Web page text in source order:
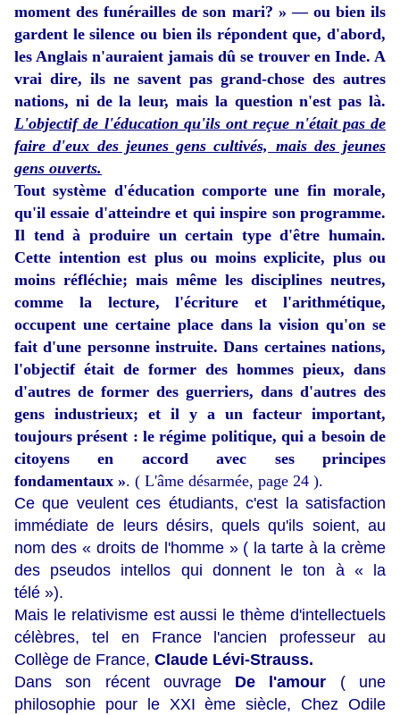
moment des funérailles de son mari? » — ou bien ils
gardent le silence ou bien ils répondent que, d'abord,
les Anglais n'auraient jamais dû se trouver en Inde. A
vrai dire, ils ne savent pas grand-chose des autres
nations, ni de la leur, mais la question n'est pas là.
L'objectif de l'éducation qu'ils ont reçue n'était pas de
faire d'eux des jeunes gens cultivés, mais des jeunes
gens ouverts.
Tout système d'éducation comporte une fin morale,
qu'il essaie d'atteindre et qui inspire son programme.
Il tend à produire un certain type d'être humain.
Cette intention est plus ou moins explicite, plus ou
moins réfléchie; mais même les disciplines neutres,
comme la lecture, l'écriture et l'arithmétique,
occupent une certaine place dans la vision qu'on se
fait d'une personne instruite. Dans certaines nations,
l'objectif était de former des hommes pieux, dans
d'autres de former des guerriers, dans d'autres des
gens industrieux; et il y a un facteur important,
toujours présent : le régime politique, qui a besoin de
citoyens en accord avec ses principes
fondamentaux ». ( L'âme désarmée, page 24 ).
Ce que veulent ces étudiants, c'est la satisfaction
immédiate de leurs désirs, quels qu'ils soient, au
nom des « droits de l'homme » ( la tarte à la crème
des pseudos intellos qui donnent le ton à « la
télé »).
Mais le relativisme est aussi le thème d'intellectuels
célèbres, tel en France l'ancien professeur au
Collège de France, Claude Lévi-Strauss.
Dans son récent ouvrage De l'amour ( une
philosophie pour le XXI ème siècle, Chez Odile